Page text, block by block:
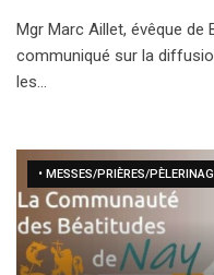
Mgr Marc Aillet, évêque de
communiqué sur la
les…
• MESSES/PRIÈRES/